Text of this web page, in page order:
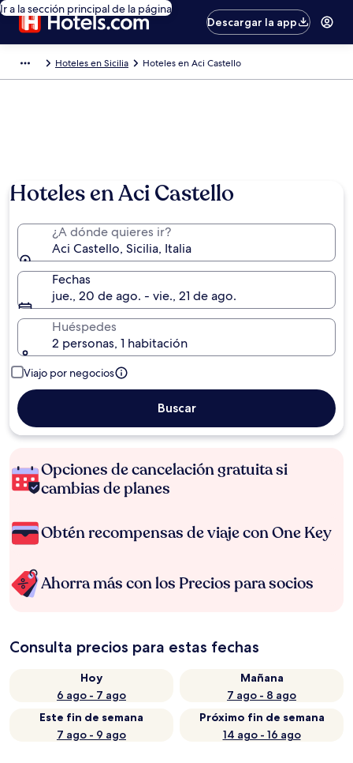
Ir a la sección principal de la página
Descargar la app
Hoteles en Sicilia Hoteles en Aci Castello
Hoteles en Aci Castello
¿A dónde quieres ir?
Aci Castello, Sicilia, Italia
Fechas
jue., 20 de ago. - vie., 21 de ago.
Huéspedes
2 personas, 1 habitación
Viajo por negocios
Buscar
Opciones de cancelación gratuita si
cambias de planes
Obtén recompensas de viaje con One Key
Ahorra más con los Precios para socios
Consulta precios para estas fechas
Hoy
6 ago - 7 ago
Mañana
7 ago - 8 ago
Este fin de semana
7 ago - 9 ago
Próximo fin de semana
14 ago - 16 ago